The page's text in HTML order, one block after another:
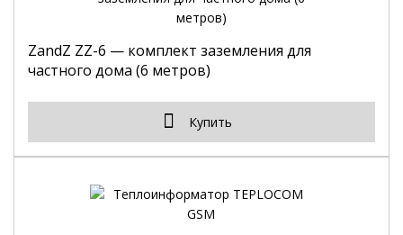
ZandZ ZZ-6 — комплект заземления для
частного дома (6 метров)
Купить